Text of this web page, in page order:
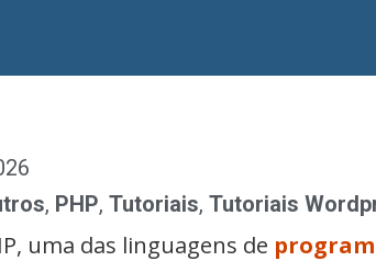
, PHP, Tutoriais, Tutoriais
uma das linguagens de